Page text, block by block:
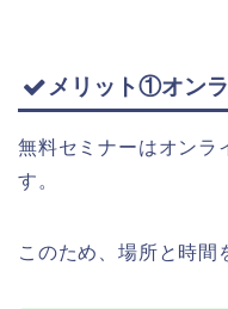
メリット①オン
無料セミナーはオンラ
す。
このため、場所と時間